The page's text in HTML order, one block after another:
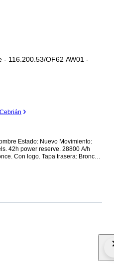
- 116.200.53/OF62 AW01 -
Nuevo Movimiento:
42h power reserve. 28800 A/h
Con logo. Tapa trasera: Bronce.
Correa: Piel marrón. Cierre:
pulsadores. Deployante de
asas: 22.5 mm. Anchura cierre:
de tarifa (PVP): 14000€